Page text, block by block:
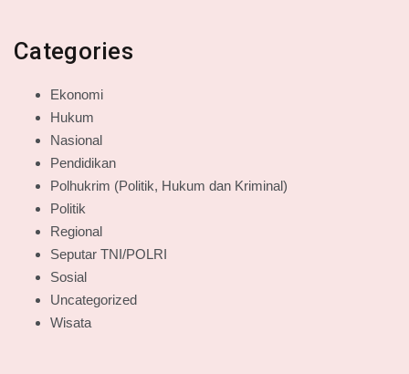
Categories
Ekonomi
Hukum
Nasional
Pendidikan
Polhukrim (Politik, Hukum dan Kriminal)
Politik
Regional
Seputar TNI/POLRI
Sosial
Uncategorized
Wisata